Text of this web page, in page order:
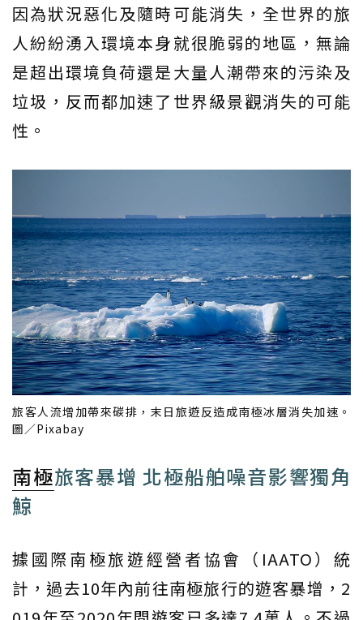
因為狀況惡化及隨時可能消失，全世界的旅
人紛紛湧入環境本身就很脆弱的地區，無論
是超出環境負荷還是大量人潮帶來的污染及
垃圾，反而都加速了世界級景觀消失的可能
性。
旅客人流增加帶來碳排，末日旅遊反造成南極冰層消失加速。
圖／Pixabay
南極旅客暴增 北極船舶噪音影響獨角
鯨
據國際南極旅遊經營者協會（IAATO）統
計，過去10年內前往南極旅行的遊客暴增，2